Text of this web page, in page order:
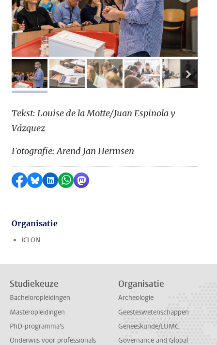
afbeelding 1afbeelding 2afbeelding 3afbeelding 4
Tekst: Louise de la Motte/Juan Espinola y
Vázquez
Fotografie: Arend Jan Hermsen
Delen op Facebook
Delen via Bluesky
Delen op LinkedIn
Delen via WhatsApp
Delen via Mastodon
Organisatie
ICLON
Studiekeuze
Bacheloropleidingen
Masteropleidingen
PhD-programma's
Onderwijs voor professionals
Organisatie
Archeologie
Geesteswetenschappen
Geneeskunde/LUMC
Governance and Global